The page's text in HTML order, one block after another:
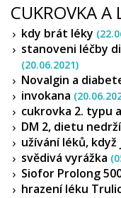
CUKROVKA A
kdy brát léky
stanoveni léčby
(20.06.2021)
Novalgin a
invokana
cukrovka 2. typu
DM 2, dietu
užívání léků,
svědivá vyrážka
Siofor Prolong
hrazení léku